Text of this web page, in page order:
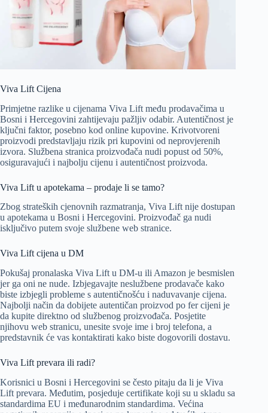
Viva Lift Cijena
Primjetne razlike u cijenama Viva Lift među prodavačima u
Bosni i Hercegovini zahtijevaju pažljiv odabir. Autentičnost je
ključni faktor, posebno kod online kupovine. Krivotvoreni
proizvodi predstavljaju rizik pri kupovini od neprovjerenih
izvora. Službena stranica proizvođača nudi popust od 50%,
osiguravajući i najbolju cijenu i autentičnost proizvoda.
Viva Lift u apotekama – prodaje li se tamo?
Zbog strateških cjenovnih razmatranja, Viva Lift nije dostupan
u apotekama u Bosni i Hercegovini. Proizvođač ga nudi
isključivo putem svoje službene web stranice.
Viva Lift cijena u DM
Pokušaj pronalaska Viva Lift u DM-u ili Amazon je besmislen
jer ga oni ne nude. Izbjegavajte neslužbene prodavače kako
biste izbjegli probleme s autentičnošću i naduvavanje cijena.
Najbolji način da dobijete autentičan proizvod po fer cijeni je
da kupite direktno od službenog proizvođača. Posjetite
njihovu web stranicu, unesite svoje ime i broj telefona, a
predstavnik će vas kontaktirati kako biste dogovorili dostavu.
Viva Lift prevara ili radi?
Korisnici u Bosni i Hercegovini se često pitaju da li je Viva
Lift prevara. Međutim, posjeduje certifikate koji su u skladu sa
standardima EU i međunarodnim standardima. Većina